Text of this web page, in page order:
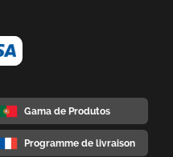
Gama de Produtos
Programme de livraison